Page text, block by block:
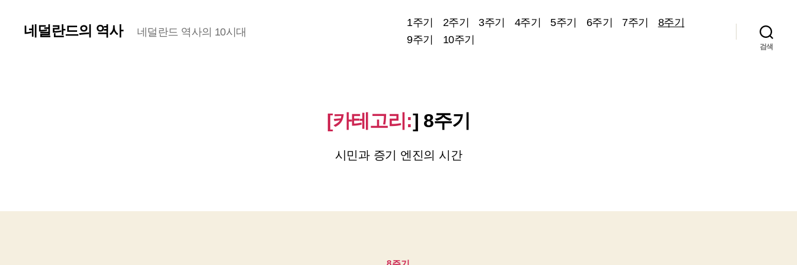
네덜란드의 역사 네덜란드 역사의 10시대
1주기 2주기 3주기 4주기 5주기 6주기 7주기
8주기
9주기
10주기
검색
[카테고리:] 8주기
시민과 증기 엔진의 시간
카